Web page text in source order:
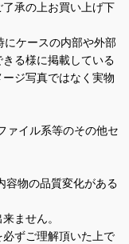
承の上お買い上げ下
にケースの内部や外部
る様に掲載している
ジ写真ではなく実物
ァイル系等のその他セ
容物の品質変化がある
ません。
ずご理解頂いた上で